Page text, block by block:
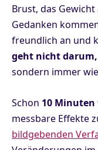
Brust, das
Gedanken
freundlich an und
geht nicht darum,
sondern immer
Schon 10
messbare Effekte
bildgebenden